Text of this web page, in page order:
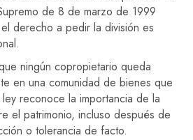
de 8 de marzo de 1999
derecho a pedir la división es
ningún copropietario queda
en una comunidad de bienes que
reconoce la importancia de la
el patrimonio, incluso después de
o tolerancia de facto.